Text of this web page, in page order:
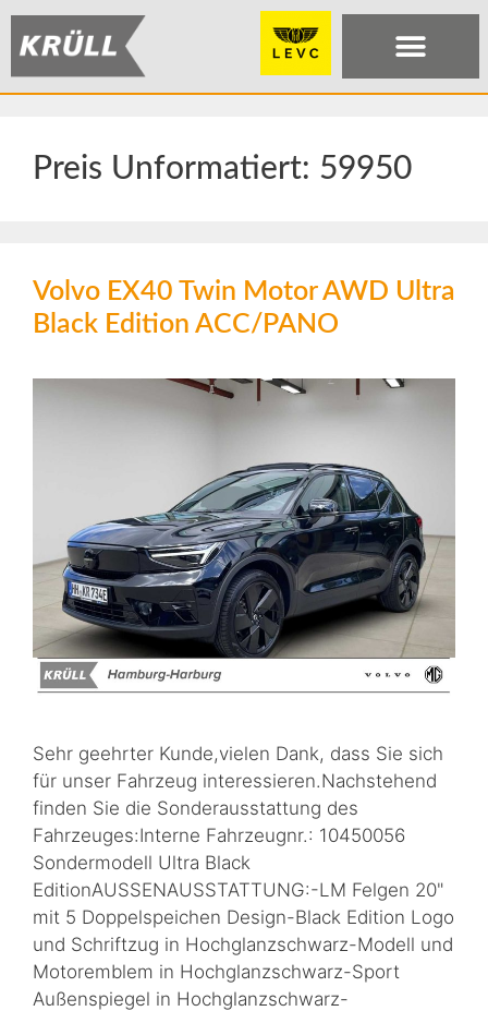
Preis Unformatiert: 59950
Volvo EX40 Twin Motor AWD Ultra
Black Edition ACC/PANO
Sehr geehrter Kunde,vielen Dank, dass Sie sich
für unser Fahrzeug interessieren.Nachstehend
finden Sie die Sonderausstattung des
Fahrzeuges:Interne Fahrzeugnr.: 10450056
Sondermodell Ultra Black
EditionAUSSENAUSSTATTUNG:-LM Felgen 20"
mit 5 Doppelspeichen Design-Black Edition Logo
und Schriftzug in Hochglanzschwarz-Modell und
Motoremblem in Hochglanzschwarz-Sport
Außenspiegel in Hochglanzschwarz-